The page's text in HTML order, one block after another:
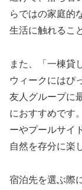
らではの家庭的
生活に触れるこ
また、「一棟貸
ウィークにはぴ
友人グループに
におすすめです
ーやプールサイ
自然を存分に楽
宿泊先を選ぶ際